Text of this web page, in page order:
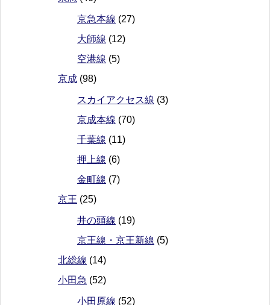
京急本線 (27)
大師線 (12)
空港線 (5)
京成 (98)
スカイアクセス線 (3)
京成本線 (70)
千葉線 (11)
押上線 (6)
金町線 (7)
京王 (25)
井の頭線 (19)
京王線・京王新線 (5)
北総線 (14)
小田急 (52)
小田原線 (52)